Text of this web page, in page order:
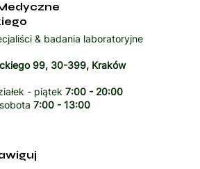
& badania laboratoryjne
99, 30-399, Kraków
- piątek 7:00 - 20:00
sobota 7:00 - 13:00